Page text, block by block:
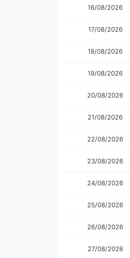
16/08/2026
17/08/2026
18/08/2026
19/08/2026
20/08/2026
21/08/2026
22/08/2026
23/08/2026
24/08/2026
25/08/2026
26/08/2026
27/08/2026